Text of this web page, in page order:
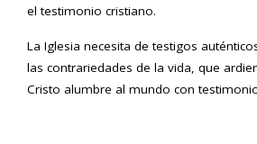
el testimonio cristiano.
La Iglesia necesita de testigos
las contrariedades de la vida, que
Cristo alumbre al mundo con